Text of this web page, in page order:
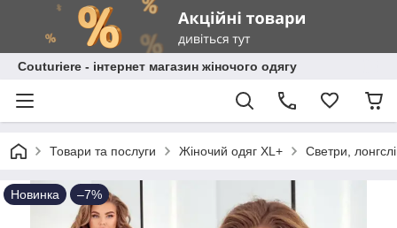
Сouturiere - інтернет магазин жіночого одягу
Товари та послуги Жіночий одяг XL+ Светри,
Новинка –7%